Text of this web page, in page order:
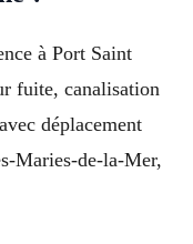
à Port Saint
fuite, canalisation
déplacement
Maries-de-la-Mer,